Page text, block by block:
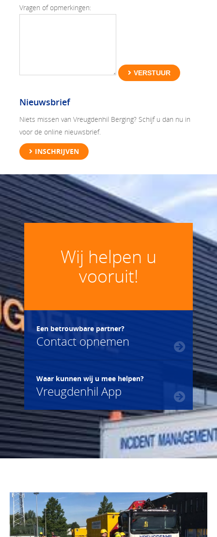
Vragen of opmerkingen:
VERSTUUR
Nieuwsbrief
Niets missen van Vreugdenhil Berging? Schijf u dan nu in
voor de online nieuwsbrief.
INSCHRIJVEN
Wij helpen u
vooruit!
Een betrouwbare partner?
Contact opnemen
Waar kunnen wij u mee helpen?
Vreugdenhil App